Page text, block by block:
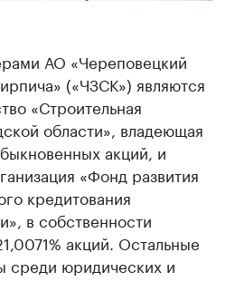
АО «Череповецкий
(«ЧЗСК») являются
«Строительная
области», владеющая
акций, и
«Фонд развития
кредитования
в собственности
акций. Остальные
среди юридических и